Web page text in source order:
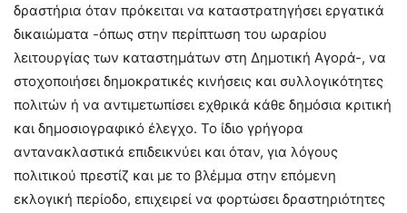
δραστήρια όταν πρόκειται να καταστρατηγήσει εργατικά
δικαιώματα -όπως στην περίπτωση του ωραρίου
λειτουργίας των καταστημάτων στη Δημοτική Αγορά-, να
στοχοποιήσει δημοκρατικές κινήσεις και συλλογικότητες
πολιτών ή να αντιμετωπίσει εχθρικά κάθε δημόσια κριτική
και δημοσιογραφικό έλεγχο. Το ίδιο γρήγορα
αντανακλαστικά επιδεικνύει και όταν, για λόγους
πολιτικού πρεστίζ και με το βλέμμα στην επόμενη
εκλογική περίοδο, επιχειρεί να φορτώσει δραστηριότητες